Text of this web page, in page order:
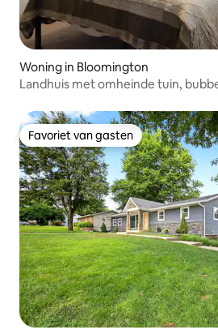
Woning in Bloomington
Landhuis met omheinde tuin,
Favoriet van gasten
Favoriet van gasten